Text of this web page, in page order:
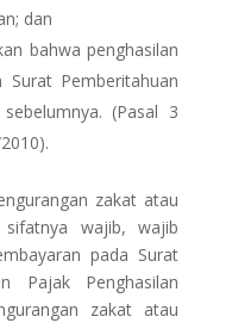
dan
bahwa penghasilan
Pemberitahuan
(Pasal 3
zakat atau
sifatnya wajib, wajib
pada Surat
Pajak Penghasilan
zakat atau